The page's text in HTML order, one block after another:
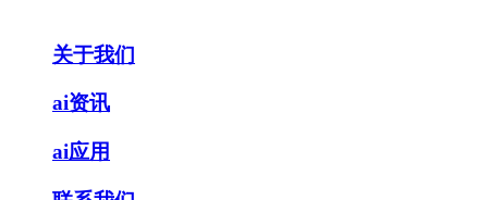
关于我们
ai资讯
ai应用